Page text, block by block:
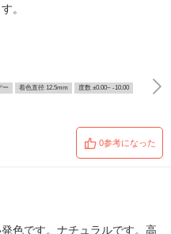
。
ー 着色直径 12.5mm 度数 ±0.00~ -10.00
0参考になった
色です。ナチュラルです。高